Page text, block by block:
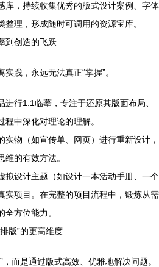
库，持续收集优秀的版式设计案例、字体
理，形成随时可调用的资源宝库。
到创造的飞跃
践，永远无法真正“掌握”。
行1:1临摹，专注于还原其版面布局、
中深化对理论的理解。
物（如宣传单、网页）进行重新设计，
的有效方法。
拟设计主题（如设计一本活动手册、一个
实项目。在完整的项目流程中，锻炼从需
方位能力。
版”的更高维度
而是通过版式高效、优雅地解决问题。